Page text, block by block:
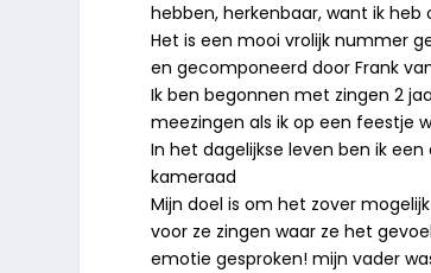
hebben, herkenbaar, want ik
Het is een mooi vrolijk nummer
en gecomponeerd door Frank
Ik ben begonnen met zingen 2
meezingen als ik op een feestje
In het dagelijkse leven ben ik
kameraad
Mijn doel is om het zover
voor ze zingen waar ze het
emotie gesproken! mijn vader